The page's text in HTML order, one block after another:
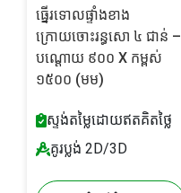
ធ្នើរទោលផ្ទាំងខាង
ក្រោយចោះរន្ធសោ ៤ ជាន់ –
បណ្តោយ ៩០០ X កម្ពស់
១៥០០ (មម)
ស្ទង់តម្លៃដោយឥតគិតថ្លៃ
គូរប្លង់ 2D/3D